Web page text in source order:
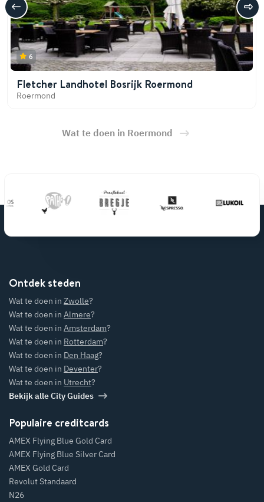
6
Fletcher Landhotel Bosrijk Roermond
Roermond
Wat te doen in Roermond
Ontdek steden
Wat te doen in Zwolle?
Wat te doen in Almere?
Wat te doen in Amsterdam?
Wat te doen in Rotterdam?
Wat te doen in Den Haag?
Wat te doen in Deventer?
Wat te doen in Utrecht?
Bekijk alle City Guides
Populaire creditcards
AMEX Flying Blue Gold Card
AMEX Flying Blue Silver Card
AMEX Gold Card
Revolut Standaard
N26